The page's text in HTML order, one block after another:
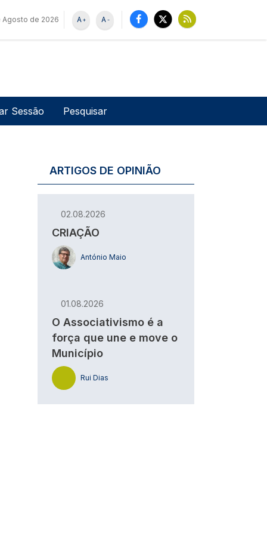
Agosto de 2026 -
A
+
A
de utilizador
Sessão
ARTIGOS DE OPINIÃO
02.08.2026
CRIAÇÃO
António Maio
01.08.2026
O Associativismo é a
força que une e move o
Município
Rui Dias